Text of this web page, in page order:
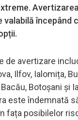
valabilă începând
de avertizare
Ilfov, Ialomița,
Botoșani și
este îndemnată
fața posibilelor